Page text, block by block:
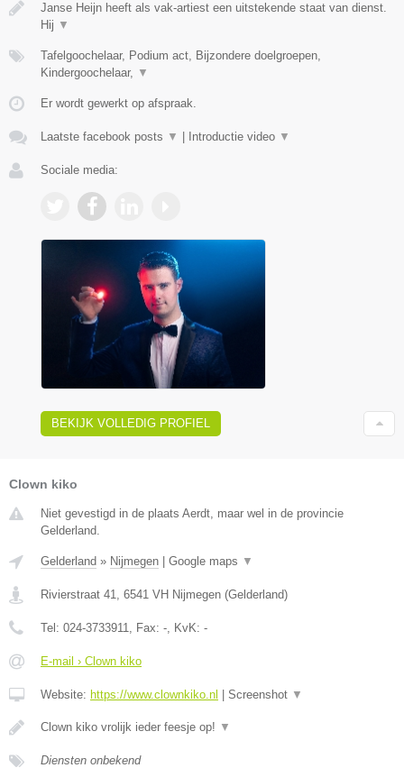
Janse Heijn heeft als vak-artiest een uitstekende staat van dienst.
Hij ▼
Tafelgoochelaar, Podium act, Bijzondere doelgroepen,
Kindergoochelaar, ▼
Er wordt gewerkt op afspraak.
Laatste facebook posts ▼ Introductie video ▼
Sociale media:
BEKIJK VOLLEDIG PROFIEL
Clown kiko
Niet gevestigd in de plaats Aerdt, maar wel in de provincie
Gelderland.
Gelderland » Nijmegen Google maps ▼
Rivierstraat 41 6541 VH Nijmegen (Gelderland)
Tel: 024-3733911 , Fax: - , KvK: -
E-mail › Clown kiko
Website: https://www.clownkiko.nl Screenshot ▼
Clown kiko vrolijk ieder feesje op! ▼
Diensten onbekend